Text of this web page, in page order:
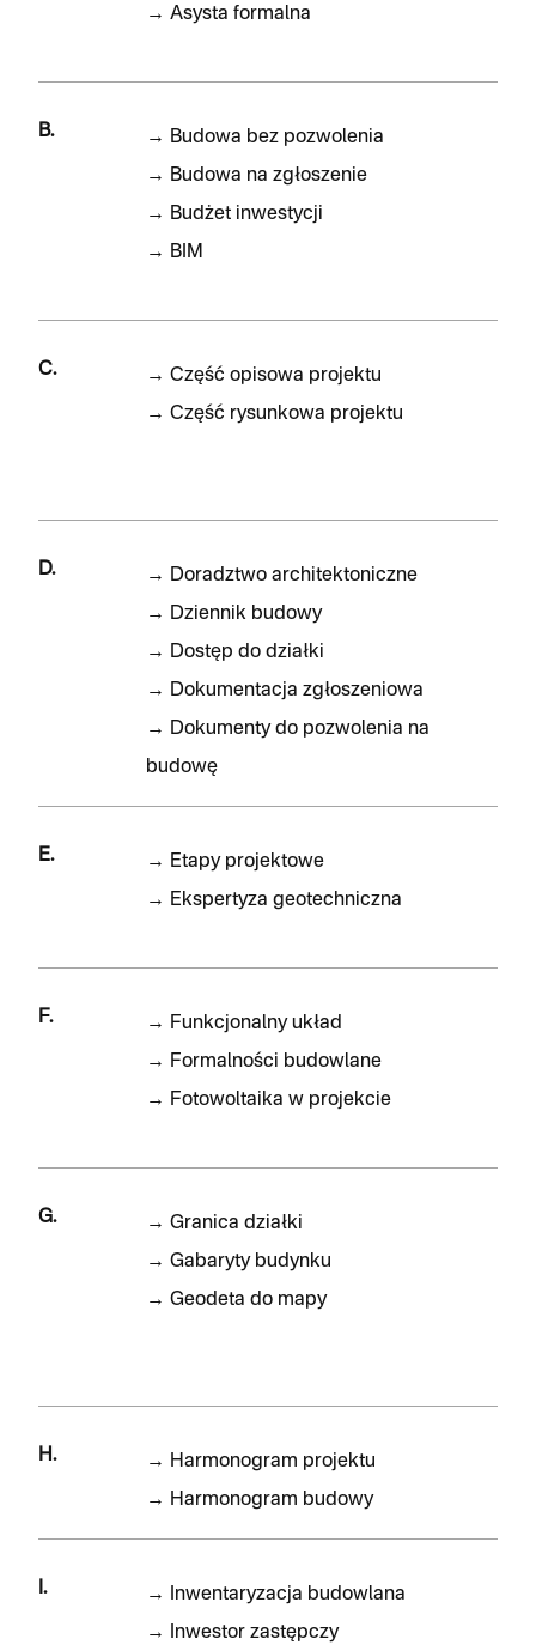
→ Asysta formalna
B. → Budowa bez pozwolenia
→ Budowa na zgłoszenie
→ Budżet inwestycji
→ BIM
C. → Część opisowa projektu
→ Część rysunkowa projektu
D. → Doradztwo architektoniczne
→ Dziennik budowy
→ Dostęp do działki
→ Dokumentacja zgłoszeniowa
→ Dokumenty do pozwolenia na
budowę
E. → Etapy projektowe
→ Ekspertyza geotechniczna
F. → Funkcjonalny układ
→ Formalności budowlane
→ Fotowoltaika w projekcie
G. → Granica działki
→ Gabaryty budynku
→ Geodeta do mapy
H. → Harmonogram projektu
→ Harmonogram budowy
I. →
Inwentaryzacja budowlana
→
Inwestor zastępczy